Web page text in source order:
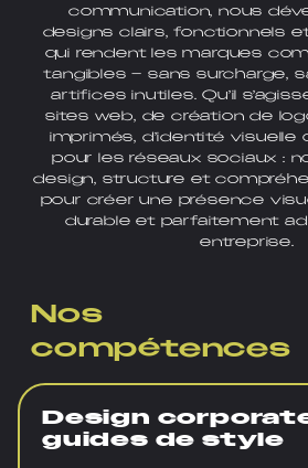
communication, nous
designs clairs, fonctionnels
qui rendent les marques
tangibles – sans surcharge,
artifices inutiles. Qu’il
sites web, de création de
imprimés, d’identité visuelle
pour les réseaux sociaux :
design, structure et
pour créer une présence
durable et parfaitement
entreprise.
Nos
compétences
Design
guides de style